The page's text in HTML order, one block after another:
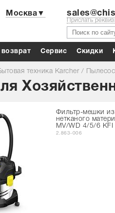
техника Karcher /
Фильтр-мешки из
нетканого
MV/WD 4/5/6 KFI
2.863-006
Москва▼
Прислать
Сервис Cкидки